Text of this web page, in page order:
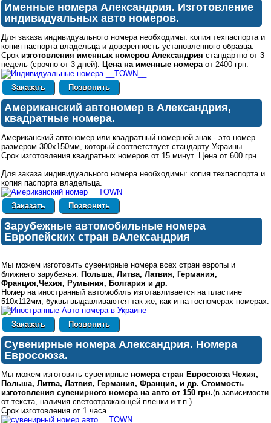
Именные номера Александрия. Изготовление
индивидуальных авто номеров.
Для заказа индивидуального номера необходимы: копия техпаспорта и
копия паспорта владельца и доверенность установленного образца.
Срок изготовления именных номеров Александрия стандартно от 3
недель (срочно от 3 дней).
Цена на именные номера от 2400 грн.
Позвонить
Американский автономер в Александрия,
квадратные номера.
Американский автономер или квадратный номерной знак - это номер
размером 300х150мм, который соответствует стандарту Украины.
Срок изготовления квадратных номеров от 15 минут. Цена от 600 грн.
Для заказа индивидуального номера необходимы: копия техпаспорта и
копия паспорта владельца.
Позвонить
Зарубежные автомобильные номера
Европейских стран вАлександрия
Мы можем изготовить сувенирные номера всех стран европы и
ближнего зарубежья: Польша, Литва, Латвия, Германия,
Франция,Чехия, Румыния, Болгария и др.
Номер на иностранный автомобиль изготавливается на пластине
510х112мм, буквы выдавливаются так же, как и на госномерах номерах.
Позвонить
Сувенирные номера Александрия. Номера
Евросоюза.
Мы можем изготовить сувенирные номера стран Евросоюза Чехия,
Польша, Литва, Латвия, Германия, Франция, и др. Стоимость
изготовления сувенирного номера на авто от 150 грн.(в зависимости
от текста, наличия светоотражающей пленки и т.п.)
Срок изготовления от 1 часа